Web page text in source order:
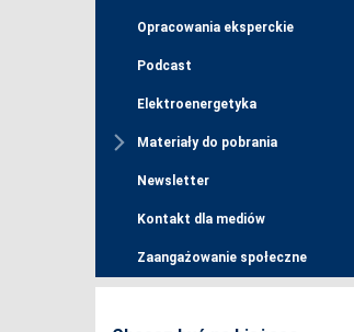
Opracowania eksperckie
Podcast
Elektroenergetyka
Materiały do pobrania
Newsletter
Kontakt dla mediów
Zaangażowanie społeczne